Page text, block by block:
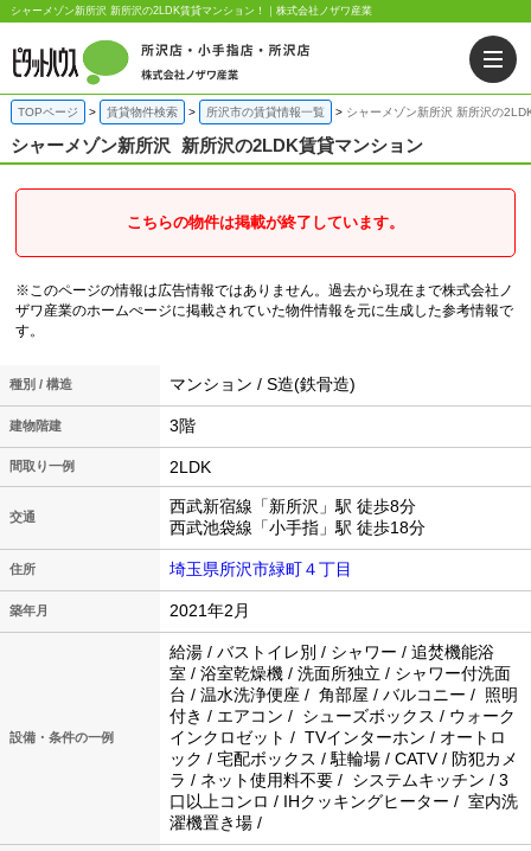
シャーメゾン新所沢 新所沢の2LDK賃貸マンション！｜株式会社ノザワ産業
TOPページ 賃貸物件検索 所沢市の賃貸情報一覧 シャーメゾン新所沢 新所沢の
シャーメゾン新所沢 新所沢の2LDK賃貸マンション
こちらの物件は掲載が終了しています。
※このページの情報は広告情報ではありません。過去から現在まで株式会社ノ
ザワ産業のホームぺージに掲載されていた物件情報を元に生成した参考情報で
す。
種別 / 構造 マンション / S造(鉄骨造)
建物階建 3階
間取り一例 2LDK
交通
西武新宿線「新所沢」駅 徒歩8分
西武池袋線「小手指」駅 徒歩18分
住所 埼玉県所沢市緑町４丁目
築年月 2021年2月
設備・条件の一例
給湯 / バストイレ別 / シャワー / 追焚機能浴
室 / 浴室乾燥機 / 洗面所独立 / シャワー付洗面
台 / 温水洗浄便座 / 角部屋 / バルコニー / 照明
付き / エアコン / シューズボックス / ウォーク
インクロゼット / TVインターホン / オートロ
ック / 宅配ボックス / 駐輪場 / CATV / 防犯カメ
ラ / ネット使用料不要 / システムキッチン / 3
口以上コンロ / IHクッキングヒーター / 室内洗
濯機置き場 /